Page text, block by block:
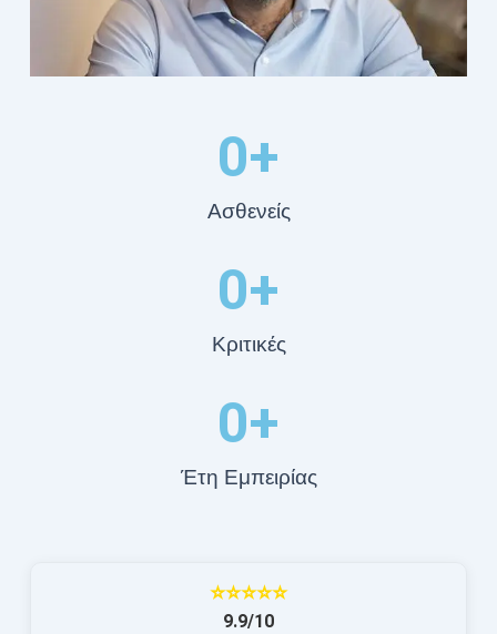
Ασθενείς
0+
Κριτικές
0+
Έτη Εμπειρίας
0+
⭐⭐⭐⭐⭐
9.9/10